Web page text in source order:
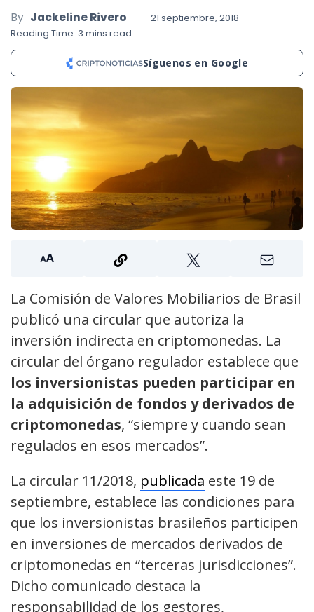
By Jackeline Rivero
21 septiembre, 2018
Reading Time: 3 mins read
Síguenos en Google
La Comisión de Valores Mobiliarios de Brasil
publicó una circular que autoriza la
inversión indirecta en criptomonedas. La
circular del órgano regulador establece que
los inversionistas pueden participar en
la adquisición de fondos y derivados de
criptomonedas, “siempre y cuando sean
regulados en esos mercados”.
La circular 11/2018, publicada este 19 de
septiembre, establece las condiciones para
que los inversionistas brasileños participen
en inversiones de mercados derivados de
criptomonedas en “terceras jurisdicciones”.
Dicho comunicado destaca la
responsabilidad de los gestores,